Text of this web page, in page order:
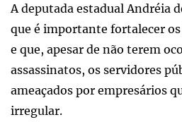
A deputada estadual Andréia
que é importante fortalecer
e que, apesar de não terem
assassinatos, os servidores
ameaçados por empresários
irregular.